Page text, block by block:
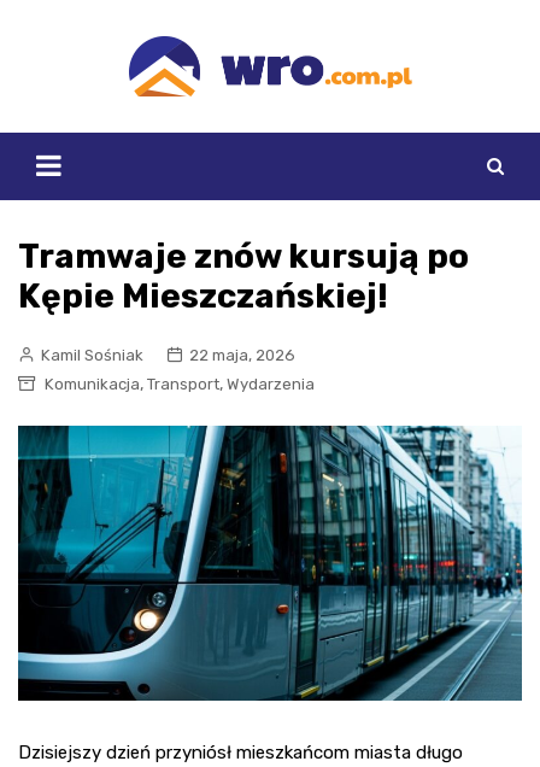
Tramwaje znów kursują po
Kępie Mieszczańskiej!
Kamil Sośniak
22 maja, 2026
Komunikacja, Transport, Wydarzenia
Dzisiejszy dzień przyniósł mieszkańcom miasta długo